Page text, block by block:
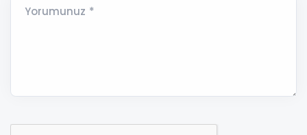
Yorumunuz *